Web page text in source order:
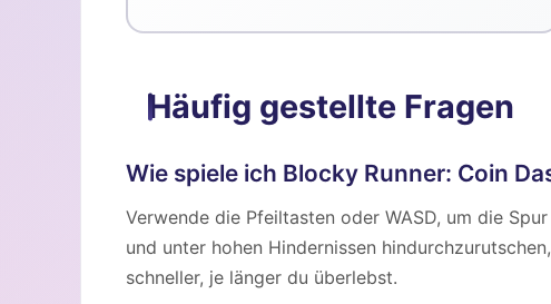
Häufig gestellte Fragen
Wie spiele ich Blocky Runner: Coin
Verwende die Pfeiltasten oder WASD, um die
und unter hohen Hindernissen
schneller, je länger du überlebst.